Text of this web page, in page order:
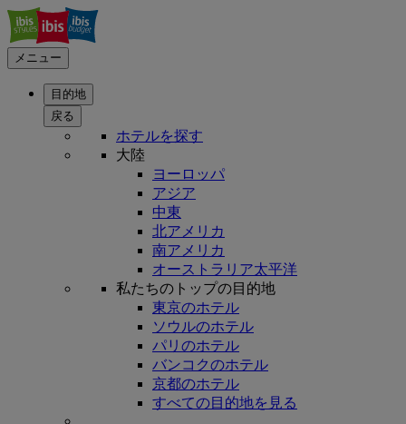
メニュー
目的地
戻る
ホテルを探す
大陸
ヨーロッパ
アジア
中東
北アメリカ
南アメリカ
オーストラリア太平洋
私たちのトップの目的地
東京のホテル
ソウルのホテル
パリのホテル
バンコクのホテル
京都のホテル
すべての目的地を見る